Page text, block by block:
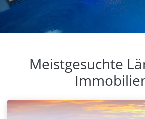
Meistgesuchte